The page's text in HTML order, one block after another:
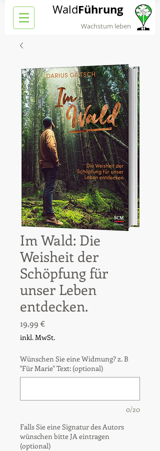
WaldFührung
Wachstum leben
Im Wald: Die
Weisheit der
Schöpfung für
unser Leben
entdecken.
19,99 €Preis
inkl. MwSt.
Wünschen Sie eine Widmung? z. B
"Für Marie" Text: (optional)
0/20
Falls Sie eine Signatur des Autors
wünschen bitte JA eintragen
(optional)